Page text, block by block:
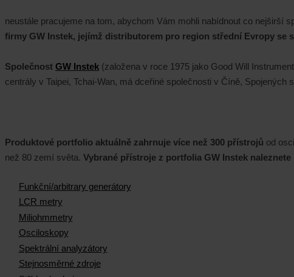
neustále pracujeme na tom, abychom Vám mohli nabídnout co nejširší
firmy GW Instek, jejímž distributorem pro region střední Evropy se
Společnost GW Instek (založena v roce 1975 jako Good Will
centrály v Taipei, Tchai-Wan, má dceřiné společnosti v Číně,
Produktové portfolio aktuálně zahrnuje více než 300 přístrojů od
než 80 zemí světa. Vybrané přístroje z portfolia GW Instek naleznete
Funkční/arbitrary generátory
LCR metry
Miliohmmetry
Osciloskopy
Spektrální analyzátory
Stejnosměrné zdroje